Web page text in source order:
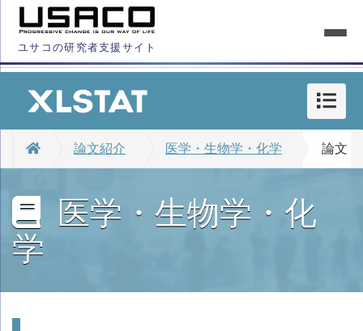
ユサコの研究者支援サイト
論文紹介 医学・生物学・化学 論文
医学・生物学・化
学